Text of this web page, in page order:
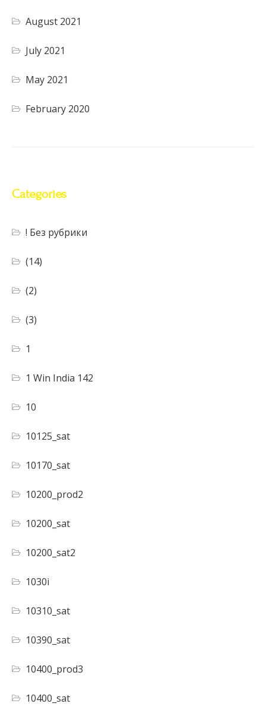
August 2021
July 2021
May 2021
February 2020
Categories
! Без рубрики
(14)
(2)
(3)
1
1 Win India 142
10
10125_sat
10170_sat
10200_prod2
10200_sat
10200_sat2
1030i
10310_sat
10390_sat
10400_prod3
10400_sat